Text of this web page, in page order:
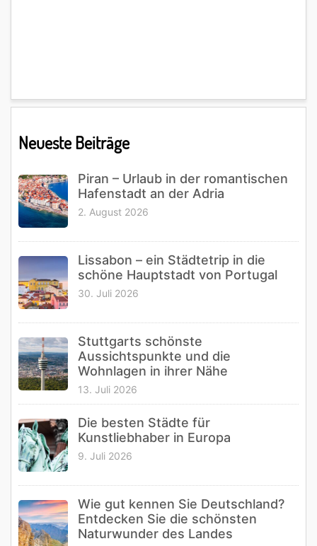
Sidebar
Neueste Beiträge
Piran – Urlaub in der romantischen
Hafenstadt an der Adria
2. August 2026
Lissabon – ein Städtetrip in die
schöne Hauptstadt von Portugal
30. Juli 2026
Stuttgarts schönste
Aussichtspunkte und die
Wohnlagen in ihrer Nähe
13. Juli 2026
Die besten Städte für
Kunstliebhaber in Europa
9. Juli 2026
Wie gut kennen Sie Deutschland?
Entdecken Sie die schönsten
Naturwunder des Landes